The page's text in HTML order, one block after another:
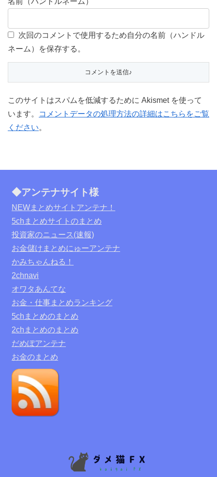
次回のコメントで使用するため自分の名前（ハンドル
ネーム）を保存する。
このサイトはスパムを低減するために Akismet を使って
います。
コメントデータの処理方法の詳細はこちらをご覧
ください。
◆アンテナサイト様
NEWまとめサイトアンテナ！
5chまとめサイトのまとめ
投資家のニュース(速報)
お金儲けまとめにゅーアンテナ
かみちゃんねる！
2chnavi
オワタあんてな
お金・仕事まとめランキング
5chまとめのまとめ
2chまとめのまとめ
だめぽアンテナ
お金のまとめ